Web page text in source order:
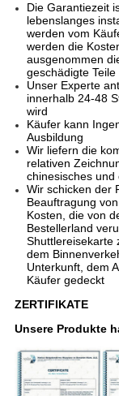
Die Garantiezeit
lebenslanges
werden vom
werden die
ausgenommen
geschädigte
Unser Experte
innerhalb 24-48
wird
Käufer kann
Ausbildung
Wir liefern die
relativen
chinesisches und
Wir schicken der
Beauftragung
Kosten, die von
Bestellerland
Shuttlereisekarte
dem
Unterkunft, dem
Käufer gedeckt
ZERTIFIKATE
Unsere Produkte